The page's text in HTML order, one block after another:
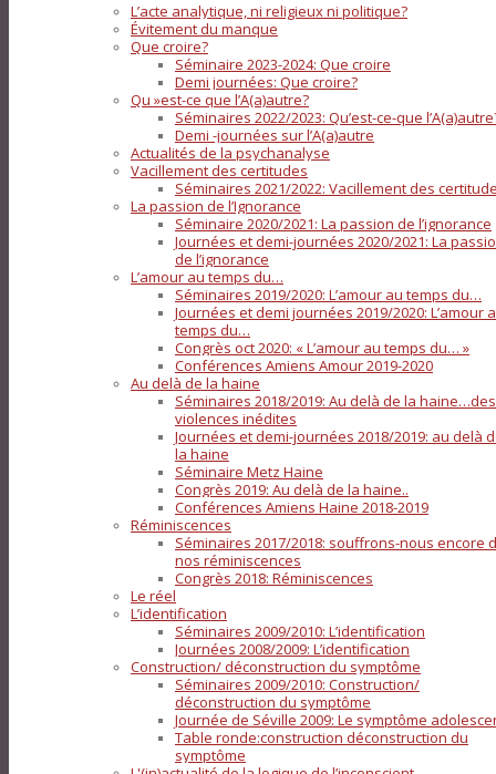
L’acte analytique, ni religieux ni politique?
Évitement du manque
Que croire?
Séminaire 2023-2024: Que croire
Demi journées: Que croire?
Qu »est-ce que l’A(a)autre?
Séminaires 2022/2023: Qu’est-ce-que
Demi -journées sur l’A(a)autre
Actualités de la psychanalyse
Vacillement des certitudes
Séminaires 2021/2022: Vacillement des
La passion de l’Ignorance
Séminaire 2020/2021: La passion de l’ignorance
Journées et demi-journées 2020/2021: La
de l’ignorance
L’amour au temps du…
Séminaires 2019/2020: L’amour au temps du…
Journées et demi journées 2019/2020: L’amour
temps du…
Congrès oct 2020: « L’amour au temps du… »
Conférences Amiens Amour 2019-2020
Au delà de la haine
Séminaires 2018/2019: Au delà de la haine…des
violences inédites
Journées et demi-journées 2018/2019: au delà
la haine
Séminaire Metz Haine
Congrès 2019: Au delà de la haine..
Conférences Amiens Haine 2018-2019
Réminiscences
Séminaires 2017/2018: souffrons-nous encore
nos réminiscences
Congrès 2018: Réminiscences
Le réel
L’identification
Séminaires 2009/2010: L’identification
Journées 2008/2009: L’identification
Construction/ déconstruction du symptôme
Séminaires 2009/2010: Construction/
déconstruction du symptôme
Journée de Séville 2009: Le symptôme
Table ronde:construction déconstruction du
symptôme